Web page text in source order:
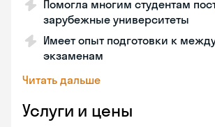
Помогла многим студентам
зарубежные университеты
Имеет опыт подготовки к
экзаменам
Читать дальше
Услуги и цены